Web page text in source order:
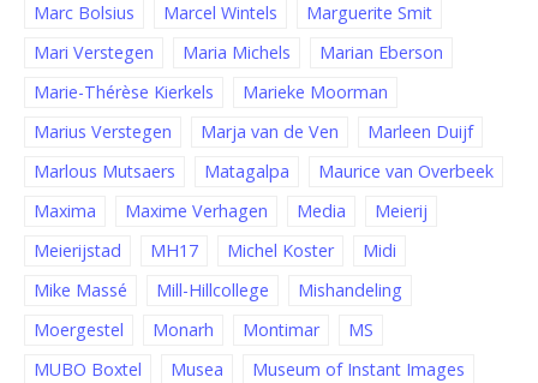
Marc Bolsius
Marcel Wintels
Marguerite Smit
Mari Verstegen
Maria Michels
Marian Eberson
Marie-Thérèse Kierkels
Marieke Moorman
Marius Verstegen
Marja van de Ven
Marleen Duijf
Marlous Mutsaers
Matagalpa
Maurice van Overbeek
Maxima
Maxime Verhagen Media
Meierij
Meierijstad
MH17 Michel Koster
Midi
Mike Massé
Mill-Hillcollege
Mishandeling
Moergestel
Monarh Montimar
MS
MUBO Boxtel
Musea
Museum of Instant Images